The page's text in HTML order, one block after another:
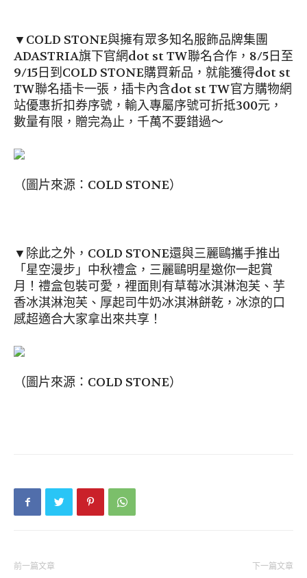
▼COLD STONE與擁有眾多知名服飾品牌集團
ADASTRIA旗下官網dot st TW聯名合作，8/5日至
9/15日到COLD STONE購買新品，就能獲得dot st
TW聯名插卡一張，插卡內含dot st TW官方購物網
站優惠折扣券序號，輸入專屬序號可折抵300元，
數量有限，贈完為止，千萬不要錯過～
（圖片來源：COLD STONE）
▼除此之外，COLD STONE還與三麗鷗攜手推出
「星空漫步」中秋禮盒，三麗鷗明星邀你一起賞
月！禮盒包裝可愛，裡面則有草莓冰淇淋泡芙、芋
香冰淇淋泡芙、厚起司牛奶冰淇淋餅乾，冰涼的口
感超適合大家拿出來共享！
（圖片來源：COLD STONE）
前一篇文章 下一篇文章